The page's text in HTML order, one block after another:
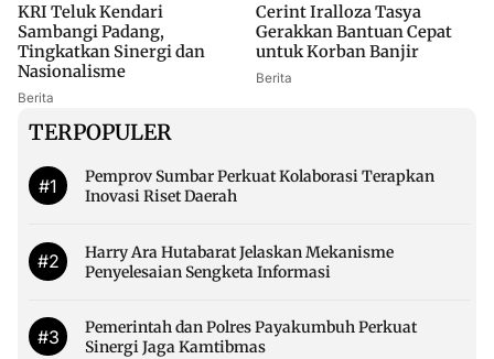
KRI Teluk Kendari
Sambangi Padang,
Tingkatkan Sinergi dan
Nasionalisme
Berita
Cerint Iralloza Tasya
Gerakkan Bantuan Cepat
untuk Korban Banjir
Berita
TERPOPULER
#1
Pemprov Sumbar Perkuat Kolaborasi Terapkan
Inovasi Riset Daerah
#2
Harry Ara Hutabarat Jelaskan Mekanisme
Penyelesaian Sengketa Informasi
#3
Pemerintah dan Polres Payakumbuh Perkuat
Sinergi Jaga Kamtibmas